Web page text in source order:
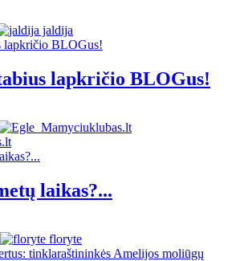
jaldija
lapkričio BLOGus!
laikas?...
floryte